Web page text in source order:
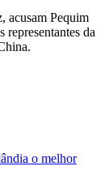
acusam Pequim
representantes da
o melhor